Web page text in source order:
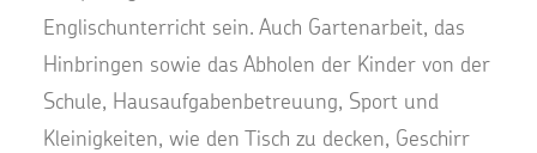
Englischunterricht sein. Auch Gartenarbeit, das
Hinbringen sowie das Abholen der Kinder von der
Schule, Hausaufgabenbetreuung, Sport und
Kleinigkeiten, wie den Tisch zu decken, Geschirr